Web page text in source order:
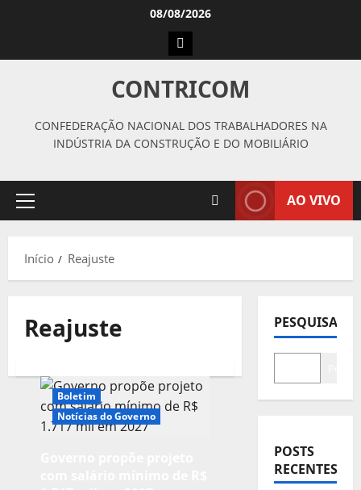
08/08/2026
Instagram
CONTRICOM
CONFEDERAÇÃO NACIONAL DOS TRABALHADORES NA
INDÚSTRIA DA CONSTRUÇÃO E DO MOBILIÁRIO
Menu
AO VIVO
Início Reajuste
Reajuste
Boletim
Notícias do Governo
PESQUISAR
POSTS
RECENTES